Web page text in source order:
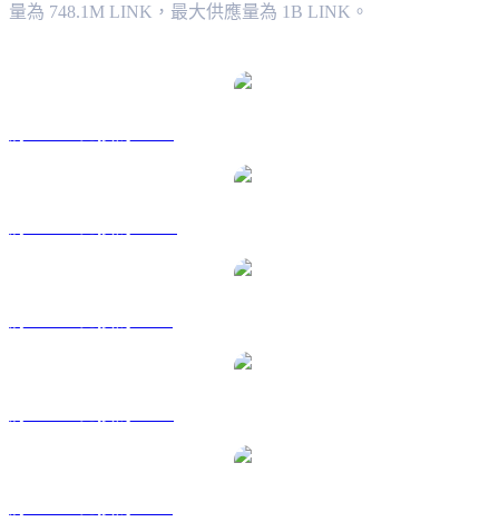
量為 748.1M LINK，最大供應量為 1B LINK。